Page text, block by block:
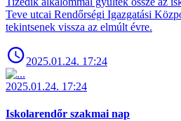
Teve utcai Rendőrségi Igazgatási
tekintsenek vissza az elmúlt évre.
2025.01.24. 17:24
2025.01.24. 17:24
Iskolarendőr szakmai nap